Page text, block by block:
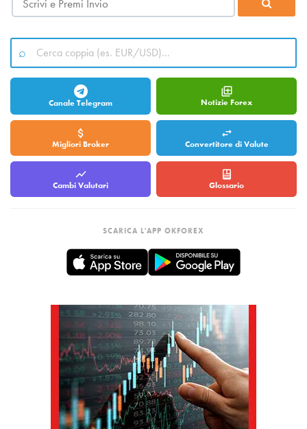
Canale Telegram Notizie Forex
Migliori Broker Convertitore di Valute
Cambi Valutari Glossario
SCARICA L'APP OKFOREX